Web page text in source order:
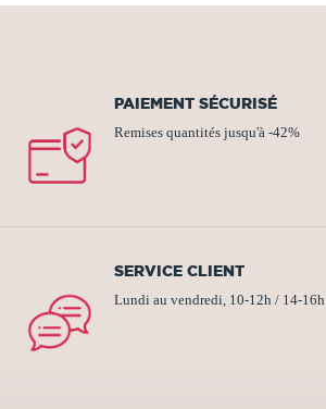
PAIEMENT SÉCURISÉ
Remises quantités jusqu'à -42%
SERVICE CLIENT
Lundi au vendredi, 10-12h / 14-16h